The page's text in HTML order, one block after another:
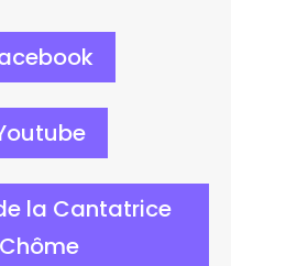
la Cantatrice
Chôme